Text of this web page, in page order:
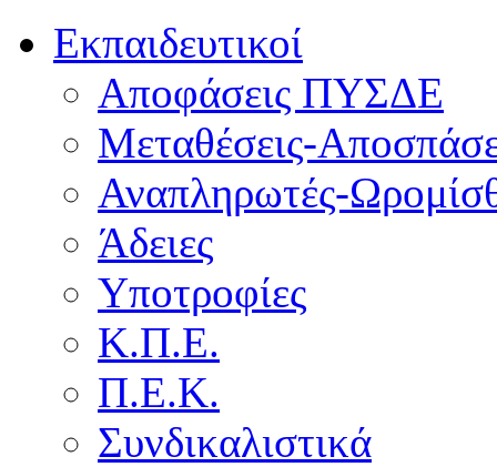
Εκπαιδευτικοί
Αποφάσεις ΠΥΣΔΕ
Μεταθέσεις-
Αναπληρωτές-
Άδειες
Υποτροφίες
Κ.Π.Ε.
Π.Ε.Κ.
Συνδικαλιστικά